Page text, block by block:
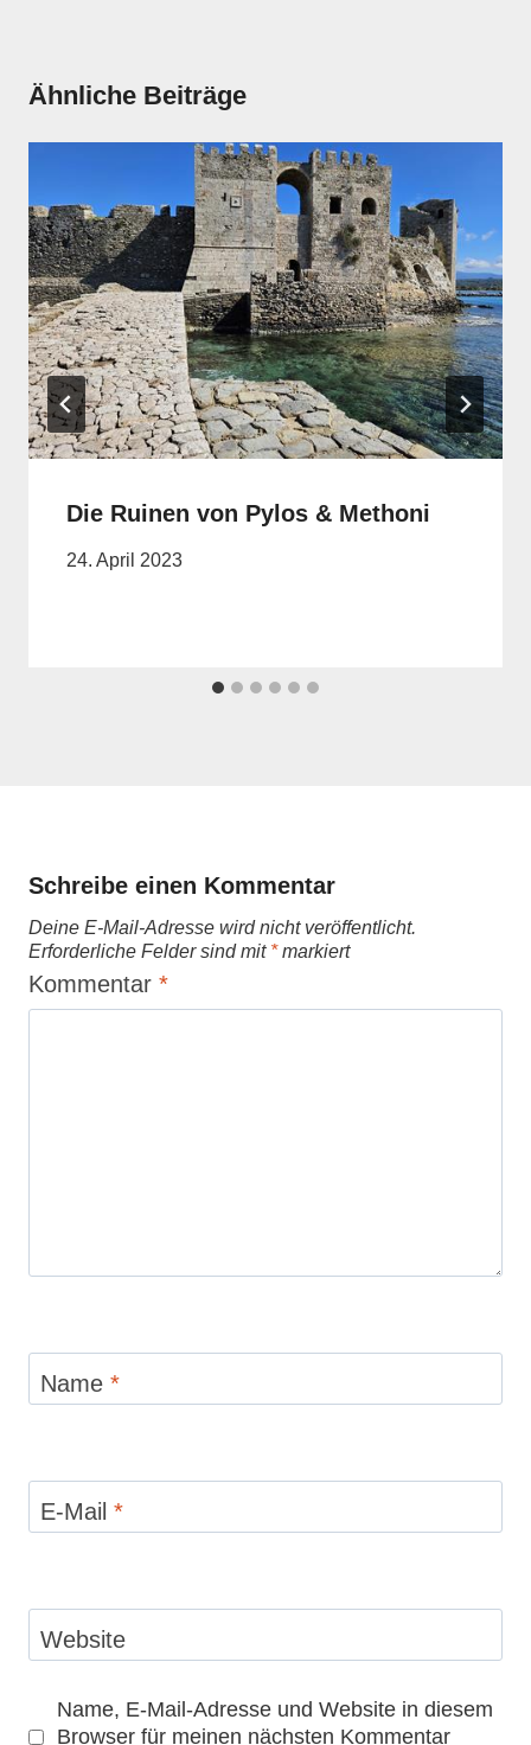
Ähnliche Beiträge
Die Ruinen von Pylos & Methoni
24. April 2023
Schreibe einen Kommentar
Deine E-Mail-Adresse wird nicht veröffentlicht.
Erforderliche Felder sind mit *markiert
Kommentar *
Name *
E-Mail *
Website
Name, E-Mail-Adresse und Website in diesem
Browser für meinen nächsten Kommentar